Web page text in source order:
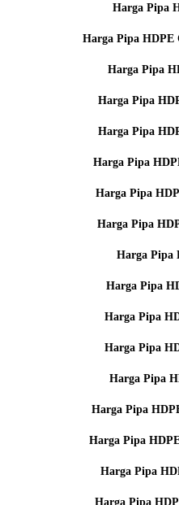
Harga Pipa
Harga Pipa HDPE
Harga Pipa
Harga Pipa
Harga Pipa
Harga Pipa
Harga Pipa
Harga Pipa
Harga Pipa
Harga Pipa
Harga Pipa
Harga Pipa
Harga Pipa
Harga Pipa
Harga Pipa
Harga Pipa
Harga Pipa